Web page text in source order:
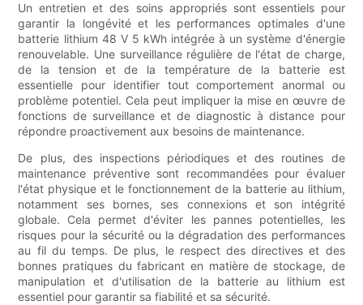
Un entretien et des soins appropriés sont essentiels pour
garantir la longévité et les performances optimales d'une
batterie lithium 48 V 5 kWh intégrée à un système d'énergie
renouvelable. Une surveillance régulière de l'état de charge,
de la tension et de la température de la batterie est
essentielle pour identifier tout comportement anormal ou
problème potentiel. Cela peut impliquer la mise en œuvre de
fonctions de surveillance et de diagnostic à distance pour
répondre proactivement aux besoins de maintenance.
De plus, des inspections périodiques et des routines de
maintenance préventive sont recommandées pour évaluer
l'état physique et le fonctionnement de la batterie au lithium,
notamment ses bornes, ses connexions et son intégrité
globale. Cela permet d'éviter les pannes potentielles, les
risques pour la sécurité ou la dégradation des performances
au fil du temps. De plus, le respect des directives et des
bonnes pratiques du fabricant en matière de stockage, de
manipulation et d'utilisation de la batterie au lithium est
essentiel pour garantir sa fiabilité et sa sécurité.